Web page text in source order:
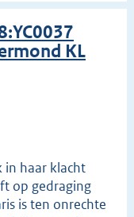
KL
in haar klacht
op gedraging
is ten onrechte